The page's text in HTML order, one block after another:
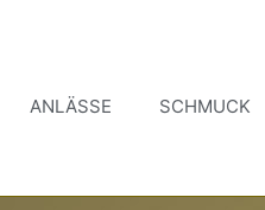
ANLÄSSE SCHMUCK